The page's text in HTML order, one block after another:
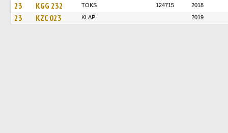
23 KGG 232 TOKS 124715 2018
23 KZC 023 KLAP 2019